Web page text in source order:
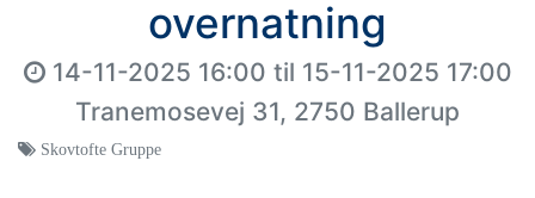
overnatning
14-11-2025 16:00 til 15-11-2025 17:00
Tranemosevej 31, 2750 Ballerup
Skovtofte Gruppe